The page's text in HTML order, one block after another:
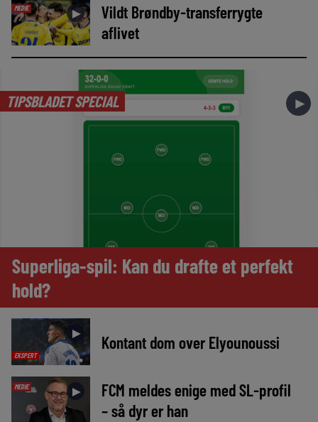
MEDIE ►
Vildt Brøndby-transferrygte
aflivet
TIPSBLADET SPECIAL ►
Superliga-spil: Kan du drafte et perfekt
hold?
EKSPERT
► Kontant dom over Elyounoussi
MEDIE ►
FCM meldes enige med SL-profil
– så dyr er han